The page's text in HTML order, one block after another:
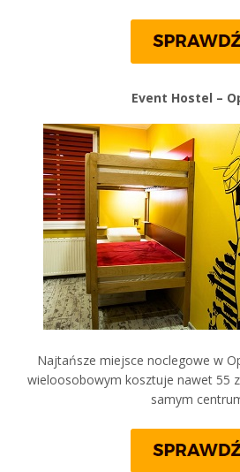
Event Hostel –
Najtańsze miejsce noclegowe w
wieloosobowym kosztuje nawet 55
samym